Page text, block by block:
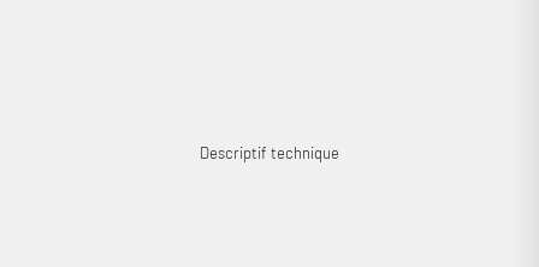
Descriptif technique